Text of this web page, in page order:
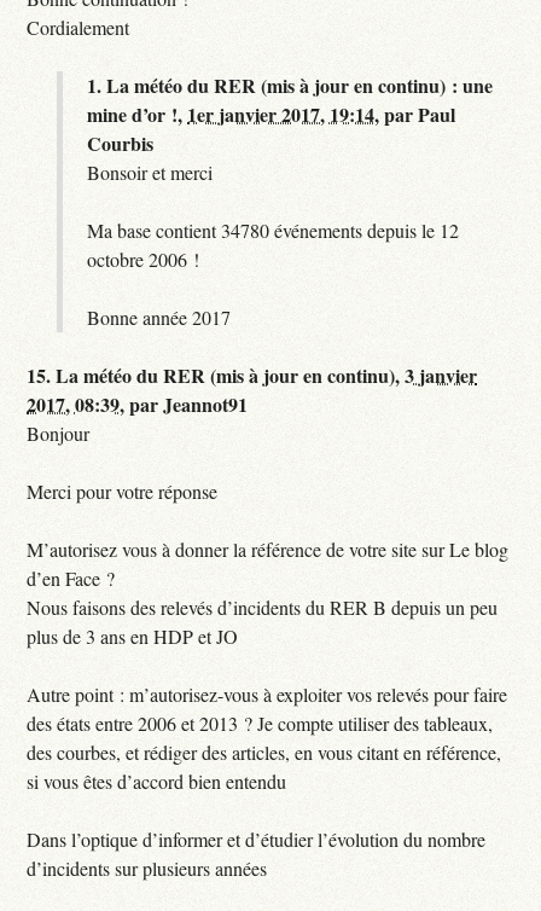
Cordialement
1.La météo du RER (mis à jour en continu) : une
mine d’or !, 1er janvier 2017, 19:14,parPaul
Courbis
Bonsoir et merci
Ma base contient 34780 événements depuis le 12
octobre 2006 !
Bonne année 2017
15.La météo du RER (mis à jour en continu),3 janvier
2017, 08:39,parJeannot91
Bonjour
Merci pour votre réponse
M’autorisez vous à donner la référence de votre site sur Le blog
d’en Face ?
Nous faisons des relevés d’incidents du RER B depuis un peu
plus de 3 ans en HDP et JO
Autre point : m’autorisez-vous à exploiter vos relevés pour faire
des états entre 2006 et 2013 ? Je compte utiliser des tableaux,
des courbes, et rédiger des articles, en vous citant en référence,
si vous êtes d’accord bien entendu
Dans l’optique d’informer et d’étudier l’évolution du nombre
d’incidents sur plusieurs années